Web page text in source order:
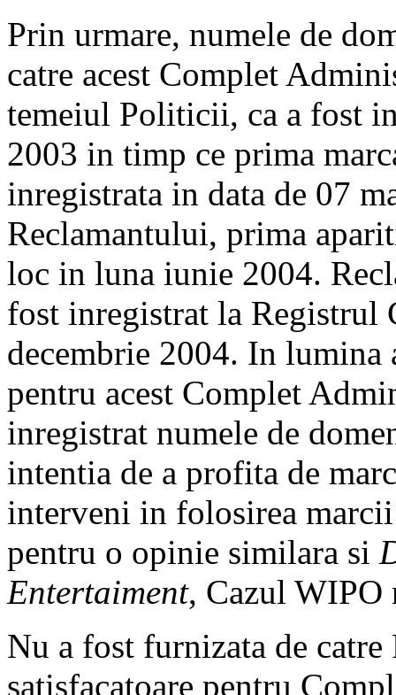
Prin urmare, numele de
catre acest Complet
temeiul Politicii, ca a fost
2003 in timp ce prima
inregistrata in data de 07
Reclamantului, prima
loc in luna iunie 2004.
fost inregistrat la Registrul
decembrie 2004. In
pentru acest Complet
inregistrat numele de
intentia de a profita de
interveni in folosirea marcii
pentru o opinie similara si
Entertaiment, Cazul WIPO
Nu a fost furnizata de
satisfacatoare pentru